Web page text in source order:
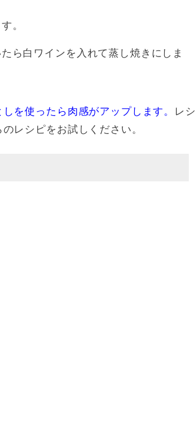
。
ら白ワインを入れて蒸し焼きにしま
を使ったら肉感がアップします。 レシ
レシピをお試しください。